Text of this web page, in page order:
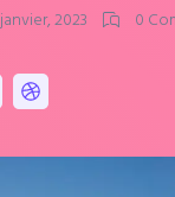
2023 0